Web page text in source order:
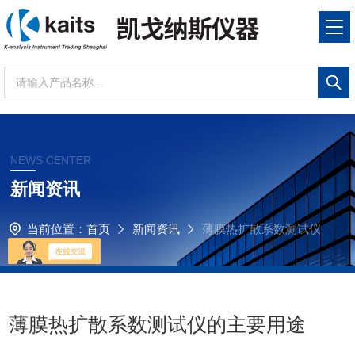
NEWS CENTER
新闻资讯
当前位置： 首页 新闻资讯
薄膜热扩散系数测试仪
的主要用途
薄膜热扩散系数测试仪的主要用途